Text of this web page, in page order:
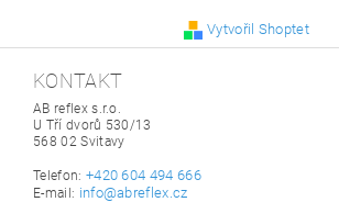
Vytvořil Shoptet
KONTAKT
AB reflex s.r.o.
U Tří dvorů 530/13
568 02 Svitavy
Telefon: +420 604 494 666
E-mail: info@abreflex.cz